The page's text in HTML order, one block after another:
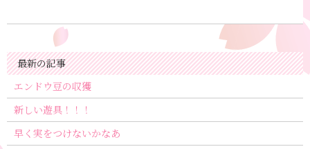
最新の記事
エンドウ豆の収獲
新しい遊具！！！
早く実をつけないかなあ